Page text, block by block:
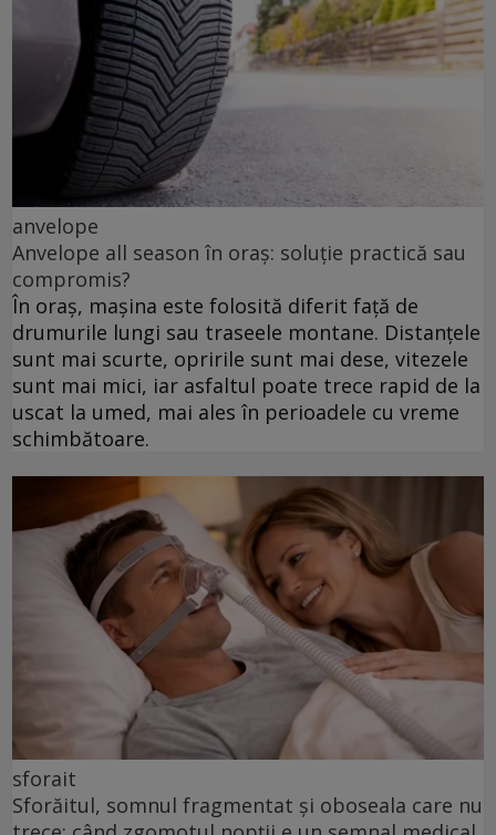
anvelope
Anvelope all season în oraș: soluție practică sau
compromis?
În oraș, mașina este folosită diferit față de
drumurile lungi sau traseele montane. Distanțele
sunt mai scurte, opririle sunt mai dese, vitezele
sunt mai mici, iar asfaltul poate trece rapid de la
uscat la umed, mai ales în perioadele cu vreme
schimbătoare.
sforait
Sforăitul, somnul fragmentat și oboseala care nu